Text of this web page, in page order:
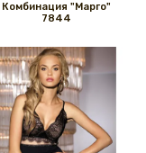
Комбинация "Марго"
7844